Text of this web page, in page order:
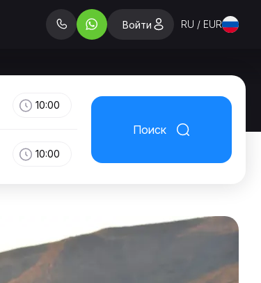
Войти RU / EUR
10:00
10:00
Поиск